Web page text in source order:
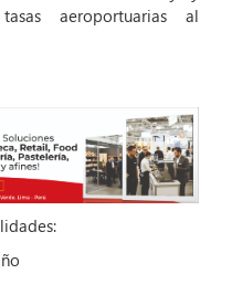
aeroportuarias al